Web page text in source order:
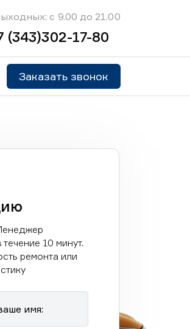
с 9.00 до 21.00
(343)302-17-80
Заказать звонок
10 минут.
ремонта или